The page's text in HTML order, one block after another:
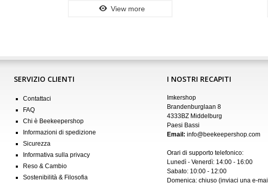
View more
SERVIZIO CLIENTI
Contattaci
FAQ
Chi è Beekeepershop
Informazioni di spedizione
Sicurezza
Informativa sulla privacy
Reso & Cambio
Sostenibilità & Filosofia
I NOSTRI RECAPITI
Imkershop
Brandenburglaan 8
4333BZ Middelburg
Paesi Bassi
Email: info@beekeepershop.com
Orari di supporto telefonico:
Lunedì - Venerdì: 14:00 - 16:00
Sabato: 10:00 - 12:00
Domenica: chiuso (inviaci una e-mail